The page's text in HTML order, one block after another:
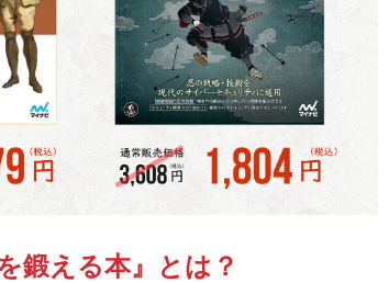
鍛える本』とは？